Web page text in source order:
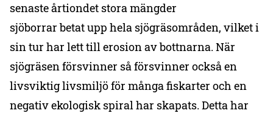
senaste årtiondet stora mängder
sjöborrar betat upp hela sjögräsområden, vilket i
sin tur har lett till erosion av bottnarna. När
sjögräsen försvinner så försvinner också en
livsviktig livsmiljö för många fiskarter och en
negativ ekologisk spiral har skapats. Detta har